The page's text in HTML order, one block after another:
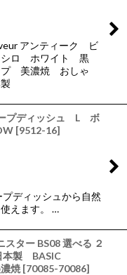
アンティーク ビ
ロ ホワイト 黒
美濃焼 おしゃ
プディッシュ L ボ
[9512-16]
ディッシュから自然
えます。 …
スター BS08 選べる ２
本製 BASIC
焼 [70085-70086]